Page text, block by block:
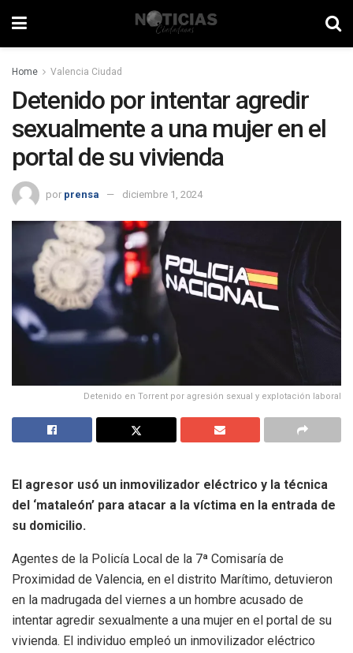
Home Valencia Ciudad
Detenido por intentar agredir
sexualmente a una mujer en el
portal de su vivienda
por prensa diciembre 1, 2024
Detenido en Torrent por agresión sexual y explotación laboral
El agresor usó un inmovilizador eléctrico y la técnica
del ‘mataleón’ para atacar a la víctima en la entrada de
su domicilio.
Agentes de la Policía Local de la 7ª Comisaría de
Proximidad de Valencia, en el distrito Marítimo, detuvieron
en la madrugada del viernes a un hombre acusado de
intentar agredir sexualmente a una mujer en el portal de su
vivienda. El individuo empleó un inmovilizador eléctrico